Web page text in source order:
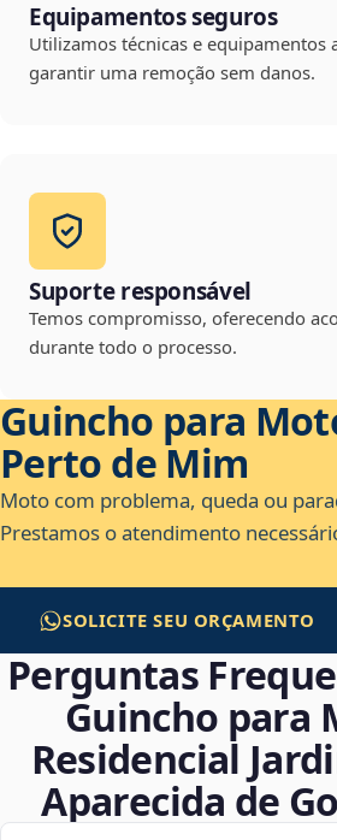
Equipamentos seguros
Utilizamos técnicas e equipamentos
garantir uma remoção sem danos.
Suporte responsável
Temos compromisso, oferecendo
durante todo o processo.
Guincho para
Perto de Mim
Moto com problema, queda ou
Prestamos o atendimento
SOLICITE SEU ORÇAMENTO
Perguntas
Guincho para
Residencial
Aparecida de